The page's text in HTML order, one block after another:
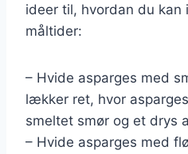
ideer til, hvordan du kan
måltider:
– Hvide asparges med
lækker ret, hvor
smeltet smør og et drys
– Hvide asparges med